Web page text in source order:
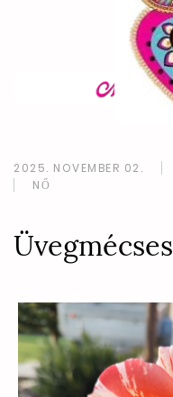
2025. NOVEMBER 02.
NŐ
Üvegmécses